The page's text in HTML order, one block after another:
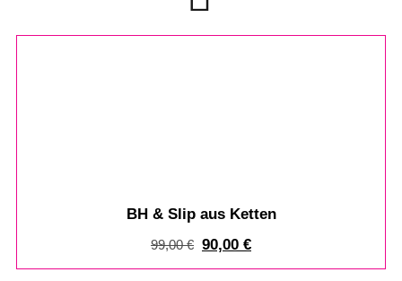
BH & Slip aus Ketten
99,00€ 90,00 €